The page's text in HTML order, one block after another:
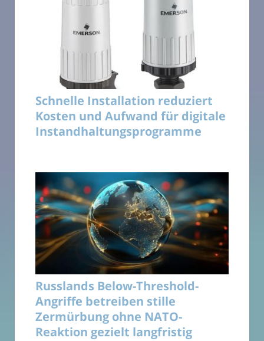
Schnelle Installation reduziert
Kosten und Aufwand für digitale
Instandhaltungsprogramme
Russlands Below-Threshold-
Angriffe betreiben stille
Zermürbung ohne NATO-
Reaktion gezielt langfristig